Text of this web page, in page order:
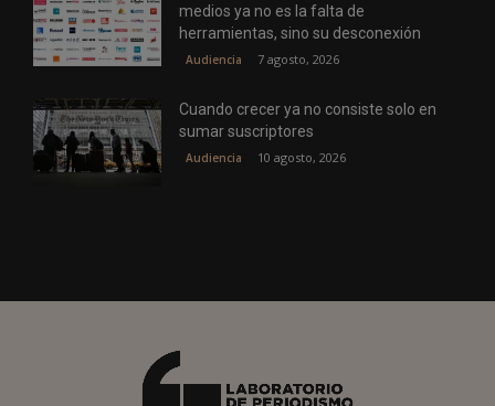
medios ya no es la falta de
herramientas, sino su desconexión
Audiencia 7 agosto, 2026
Cuando crecer ya no consiste solo en
sumar suscriptores
Audiencia 10 agosto, 2026